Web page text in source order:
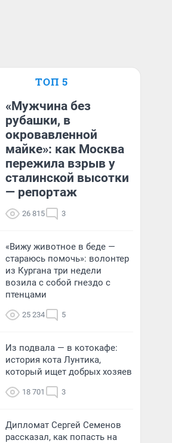
ТОП 5
«Мужчина без
рубашки, в
окровавленной
майке»: как Москва
пережила взрыв у
сталинской высотки
— репортаж
26 815 3
«Вижу животное в беде —
стараюсь помочь»: волонтер
из Кургана три недели
возила с собой гнездо с
птенцами
25 234 5
Из подвала — в котокафе:
история кота Лунтика,
который ищет добрых хозяев
18 701 3
Дипломат Сергей Семенов
рассказал, как попасть на